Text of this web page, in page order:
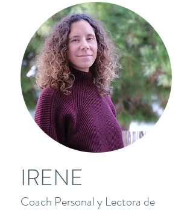
IRENE
Coach Personal y Lectora de